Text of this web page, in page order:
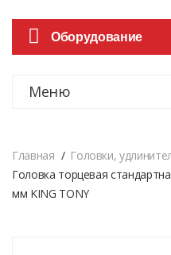
Оборудование
Меню
Главная
Головки,
Головка торцевая
мм KING TONY